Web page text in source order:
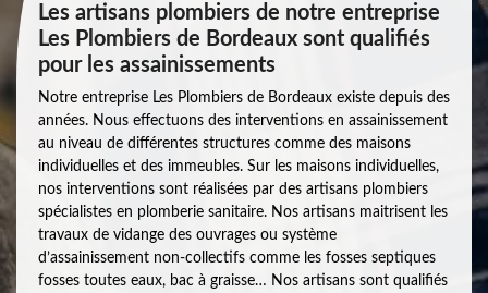
Les artisans plombiers de notre entreprise
Les Plombiers de Bordeaux sont qualifiés
pour les assainissements
Notre entreprise Les Plombiers de Bordeaux existe depuis des
années. Nous effectuons des interventions en assainissement
au niveau de différentes structures comme des maisons
individuelles et des immeubles. Sur les maisons individuelles,
nos interventions sont réalisées par des artisans plombiers
spécialistes en plomberie sanitaire. Nos artisans maitrisent les
travaux de vidange des ouvrages ou système
d’assainissement non-collectifs comme les fosses septiques
fosses toutes eaux, bac à graisse… Nos artisans sont qualifiés